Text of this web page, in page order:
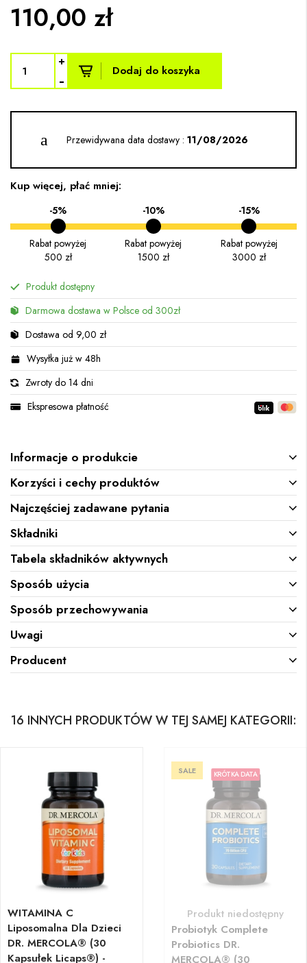
110,00 zł
+
- Dodaj do koszyka
Przewidywana data dostawy : 11/08/2026
Kup więcej, płać mniej:
-5%
Rabat powyżej
500 zł
-10%
Rabat powyżej
1500 zł
-15%
Rabat powyżej
3000 zł
Produkt dostępny
Darmowa dostawa w Polsce od 300zł
Dostawa od 9,00 zł
Wysyłka już w 48h
Zwroty do 14 dni
Ekspresowa płatność
Informacje o produkcie
Korzyści i cechy produktów
Najczęściej zadawane pytania
Składniki
Tabela składników aktywnych
Sposób użycia
Sposób przechowywania
Uwagi
Producent
16 INNYCH PRODUKTÓW W TEJ SAMEJ KATEGORII:
WITAMINA C
Liposomalna Dla Dzieci
DR. MERCOLA® (30
Kapsułek Licaps®) -
SALE KRÓTKA DATA
Produkt niedostępny
Probiotyk Complete
Probiotics DR.
MERCOLA® (30